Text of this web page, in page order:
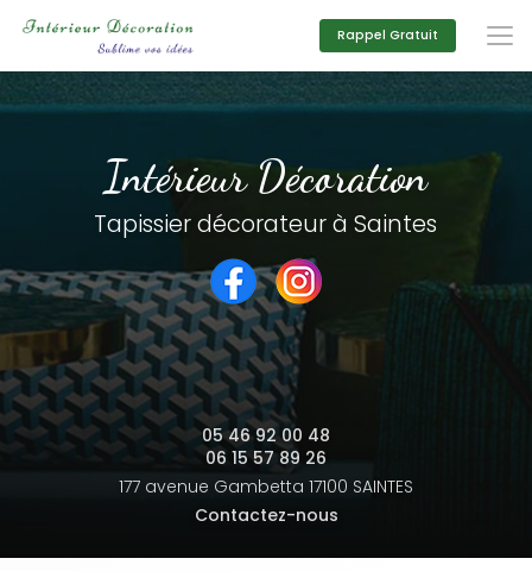
principal
Rappel Gratuit
Intérieur Décoration
Tapissier décorateur à Saintes
05 46 92 00 48
06 15 57 89 26
177 avenue Gambetta 17100 SAINTES
Contactez-nous